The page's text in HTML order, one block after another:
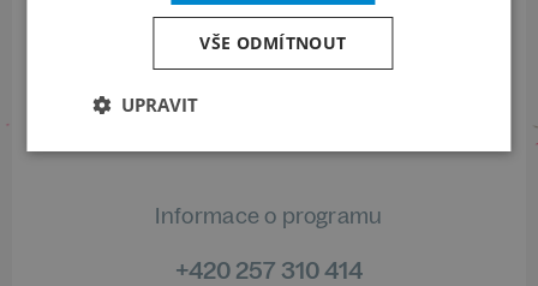
+420 461 049 232
Informace o programu
+420 257 310 414
VŠE ODMÍTNOUT
UPRAVIT